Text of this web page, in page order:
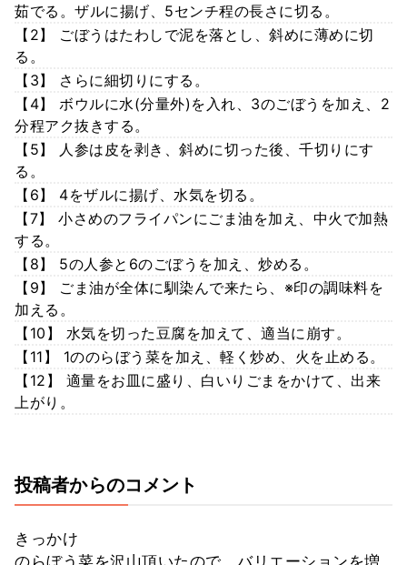
茹でる。ザルに揚げ、5センチ程の長さに切る。
【2】 ごぼうはたわしで泥を落とし、斜めに薄めに切
る。
【3】 さらに細切りにする。
【4】 ボウルに水(分量外)を入れ、3のごぼうを加え、2
分程アク抜きする。
【5】 人参は皮を剥き、斜めに切った後、千切りにす
る。
【6】 4をザルに揚げ、水気を切る。
【7】 小さめのフライパンにごま油を加え、中火で加熱
する。
【8】 5の人参と6のごぼうを加え、炒める。
【9】 ごま油が全体に馴染んで来たら、※印の調味料を
加える。
【10】 水気を切った豆腐を加えて、適当に崩す。
【11】 1ののらぼう菜を加え、軽く炒め、火を止める。
【12】 適量をお皿に盛り、白いりごまをかけて、出来
上がり。
投稿者からのコメント
きっかけ